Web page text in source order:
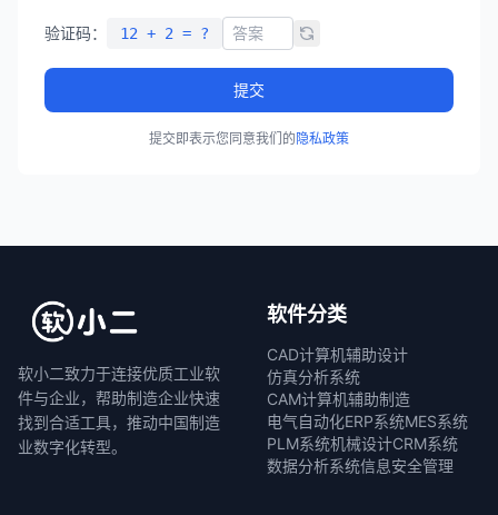
验证码： 12 + 2 = ?
提交
提交即表示您同意我们的隐私政策
软小二致力于连接优质工业软
件与企业，帮助制造企业快速
找到合适工具，推动中国制造
业数字化转型。
软件分类
CAD计算机辅助设计
仿真分析系统
CAM计算机辅助制造
电气自动化ERP系统MES系统
PLM系统机械设计CRM系统
数据分析系统信息安全管理